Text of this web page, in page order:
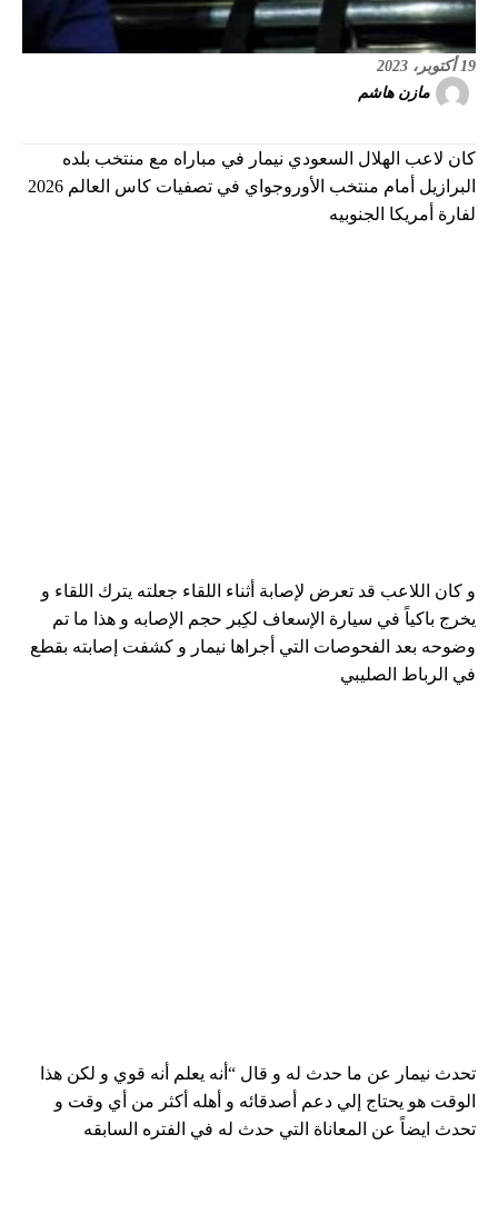
19 أكتوبر، 2023
مازن هاشم
كان لاعب الهلال السعودي نيمار في مباراه مع منتخب بلده
البرازيل أمام منتخب الأوروجواي في تصفيات كاس العالم 2026
لفارة أمريكا الجنوبيه
و كان اللاعب قد تعرض لإصابة أثناء اللقاء جعلته يترك اللقاء و
يخرج باكياً في سيارة الإسعاف لكِبر حجم الإصابه و هذا ما تم
وضوحه بعد الفحوصات التي أجراها نيمار و كشفت إصابته بقطع
في الرباط الصليبي
تحدث نيمار عن ما حدث له و قال “أنه يعلم أنه قوي و لكن هذا
الوقت هو يحتاج إلي دعم أصدقائه و أهله أكثر من أي وقت و
تحدث ايضاً عن المعاناة التي حدث له في الفتره السابقه